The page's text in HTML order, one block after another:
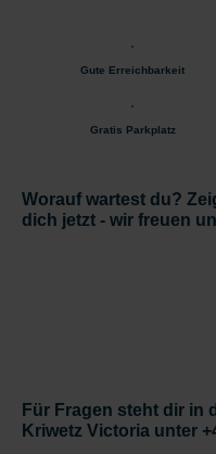
Gute Erreichbarkeit
Gratis Parkplatz
Worauf wartest du?
dich jetzt - wir freuen
Für Fragen steht dir in
Kriwetz Victoria unter